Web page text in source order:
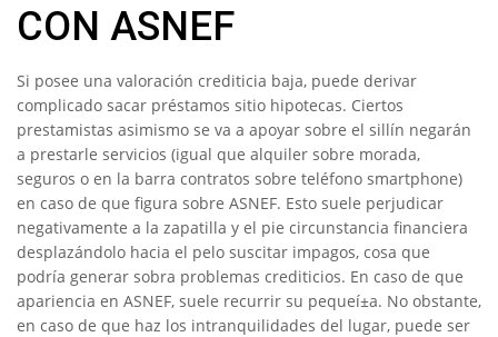
CON ASNEF
Si posee una valoración crediticia baja, puede derivar
complicado sacar préstamos sitio hipotecas. Ciertos
prestamistas asimismo se va a apoyar sobre el sillí­n negarán
a prestarle servicios (igual que alquiler sobre morada,
seguros o en la barra contratos sobre teléfono smartphone)
en caso de que figura sobre ASNEF. Esto suele perjudicar
negativamente a la zapatilla y el pie circunstancia financiera
desplazándolo hacia el pelo suscitar impagos, cosa que
podría generar sobra problemas crediticios. En caso de que
apariencia en ASNEF, suele recurrir su pequeí±a. No obstante,
en caso de que haz los intranquilidades del lugar, puede ser